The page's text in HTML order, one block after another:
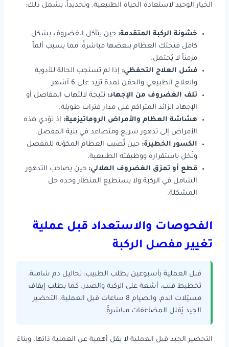
الخيار الوحيد لاستعادة الحياة الطبيعية. وتحديداً، يشمل ذلك:
خشونة الركبة المتقدمة: حين يتآكل الغضروف بشكل
كامل فتحتك العظام ببعضها مباشرةً، مما يسبب ألماً
مزمناً لا يُحتمل.
فشل العلاج التحفظي: إذا لم تستجب الحالة للأدوية
والعلاج الطبيعي والحقن لمدة تزيد على 6 أشهر.
تلف الغضروف من الإجهاد: نتيجة لالتهاب المفاصل أو
الإجهاد الزائد المتراكم على مدار فترات طويلة.
هشاشة العظام والأمراض الروماتيزمية: إذ تؤدي هذه
الأمراض إلى تدهور سريع ومتصاعد في بنية المفصل.
الكسور الخطيرة: حين تُصيب العظام المكوّنة للمفصل
وتُخل باستقراره ووظيفته الطبيعية.
قطع أو تمزق الغضروف الهلالي: حين يصاحب التدهور
الشامل في الركبة ولا يستطيع المنظار وحده حل
المشكلة.
الفحوصات والاستعداد قبل عملية
تغيير مفصل الركبة
قبل العملية بأسبوعين يطلب الطبيب: تحاليل دم شاملة،
تخطيط قلب، أشعة على الركبة والصدر. كما يطلب إيقاف
مسيّلات الدم، والصيام 8 ساعات قبل العملية. التحضير
الجيد يُقلل المضاعفات مباشرةً.
التحضير الجيد قبل العملية لا يقل أهمية عن العملية ذاتها. وبناءً